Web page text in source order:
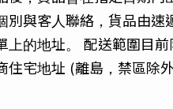
別與客人聯絡，貨品由速
上的地址。 配送範圍目前
住宅地址 (離島，禁區除外